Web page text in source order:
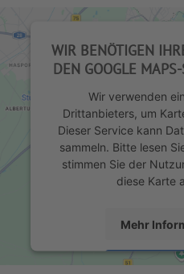
WIR BENÖTIGEN
DEN GOOGLE
Wir verwenden
Drittanbieters, um
Dieser Service kann
sammeln. Bitte lesen
stimmen Sie der
diese Karte
Mehr